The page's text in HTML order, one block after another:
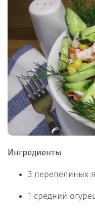
Ингредиенты
3 перепелиных
1 средний